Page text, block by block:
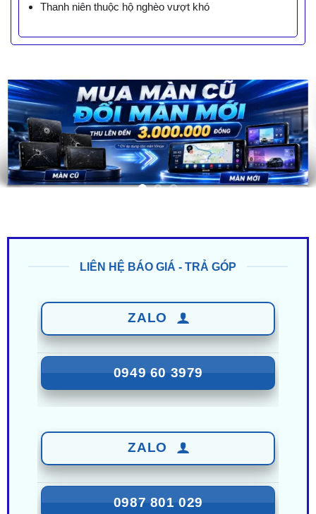
Thanh niên thuộc hộ nghèo vượt khó
0949 60 3979
0987 801 029